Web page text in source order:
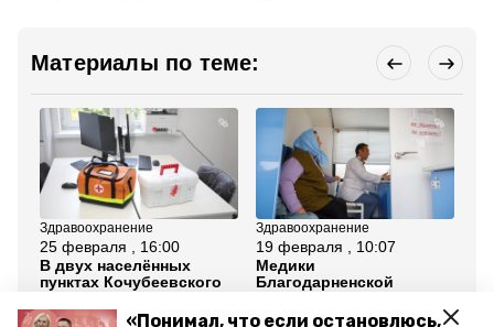
«Понимал, что если остановлюсь,
Материалы по теме:
Здравоохранение
25 февраля , 16:00
В двух населённых
пунктах Кочубеевского
модульные ФАПы
Здравоохранение
19 февраля , 10:07
Медики
Благодарненской
выездной приём в ауле